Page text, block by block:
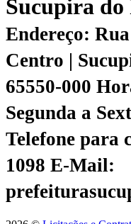
Sucupira do
Endereço:
Centro |
65550-000
Segunda a
Telefone para
1098 E-Mail: